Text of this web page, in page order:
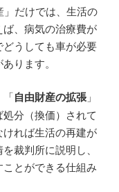
」だけでは、生活の
、病気の治療費が
うしても車が必要
ります。
「自由財産の拡張 」
分（換価）されて
れば生活の再建が
裁判所に説明し、
とができる仕組み